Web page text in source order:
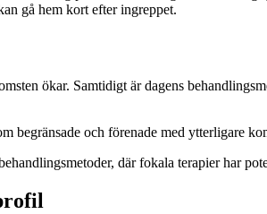
gå hem kort efter ingreppet.
ökar. Samtidigt är dagens
begränsade och förenade med ytterligare
där fokala terapier har